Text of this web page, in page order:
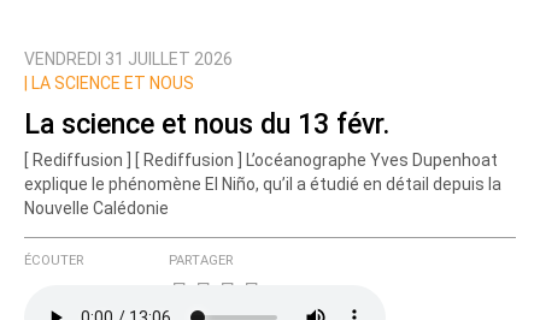
VENDREDI 31 JUILLET 2026
LA SCIENCE ET NOUS
La science et nous du 13 févr.
[ Rediffusion ] [ Rediffusion ] L’océanographe Yves Dupenhoat
explique le phénomène El Niño, qu’il a étudié en détail depuis la
Nouvelle Calédonie
ÉCOUTER PARTAGER